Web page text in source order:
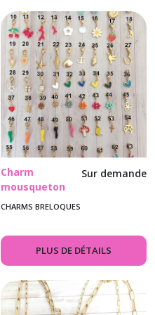
Charm
mousqueton
en acier
Sur demande
CHARMS BRELOQUES
PLUS DE DÉTAILS